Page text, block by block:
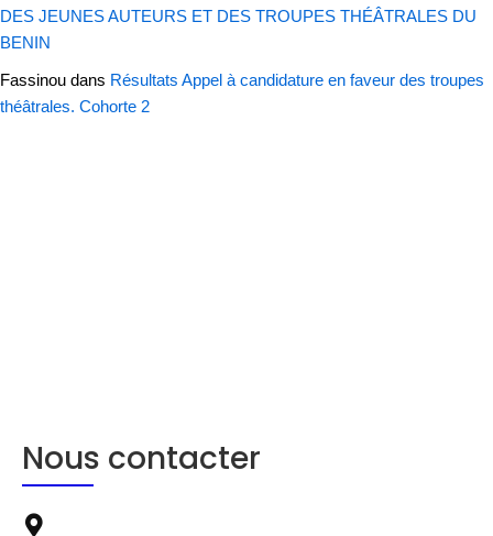
DES JEUNES AUTEURS ET DES TROUPES THÉÂTRALES DU
BENIN
Fassinou dans Résultats Appel à candidature en faveur des troupes
théâtrales. Cohorte 2
Nous contacter